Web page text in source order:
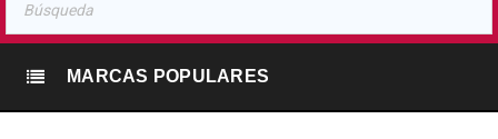
MARCAS POPULARES